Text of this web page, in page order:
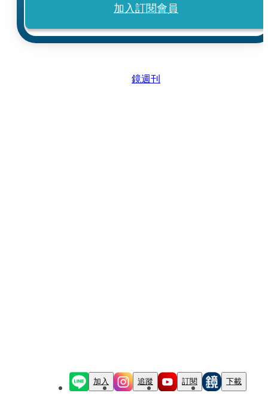
加入訂閱會員
鏡週刊
加入 追蹤 訂閱 下載